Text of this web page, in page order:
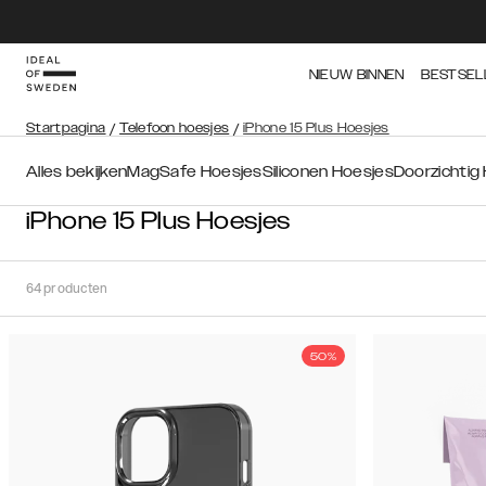
NIEUW BINNEN
Startpagina / Telefoon hoesjes / iPhone 15 Plus Hoesjes
Alles bekijkenMagSafe HoesjesSiliconen HoesjesDoorzichtig
iPhone 15 Plus Hoesjes
64producten
50%